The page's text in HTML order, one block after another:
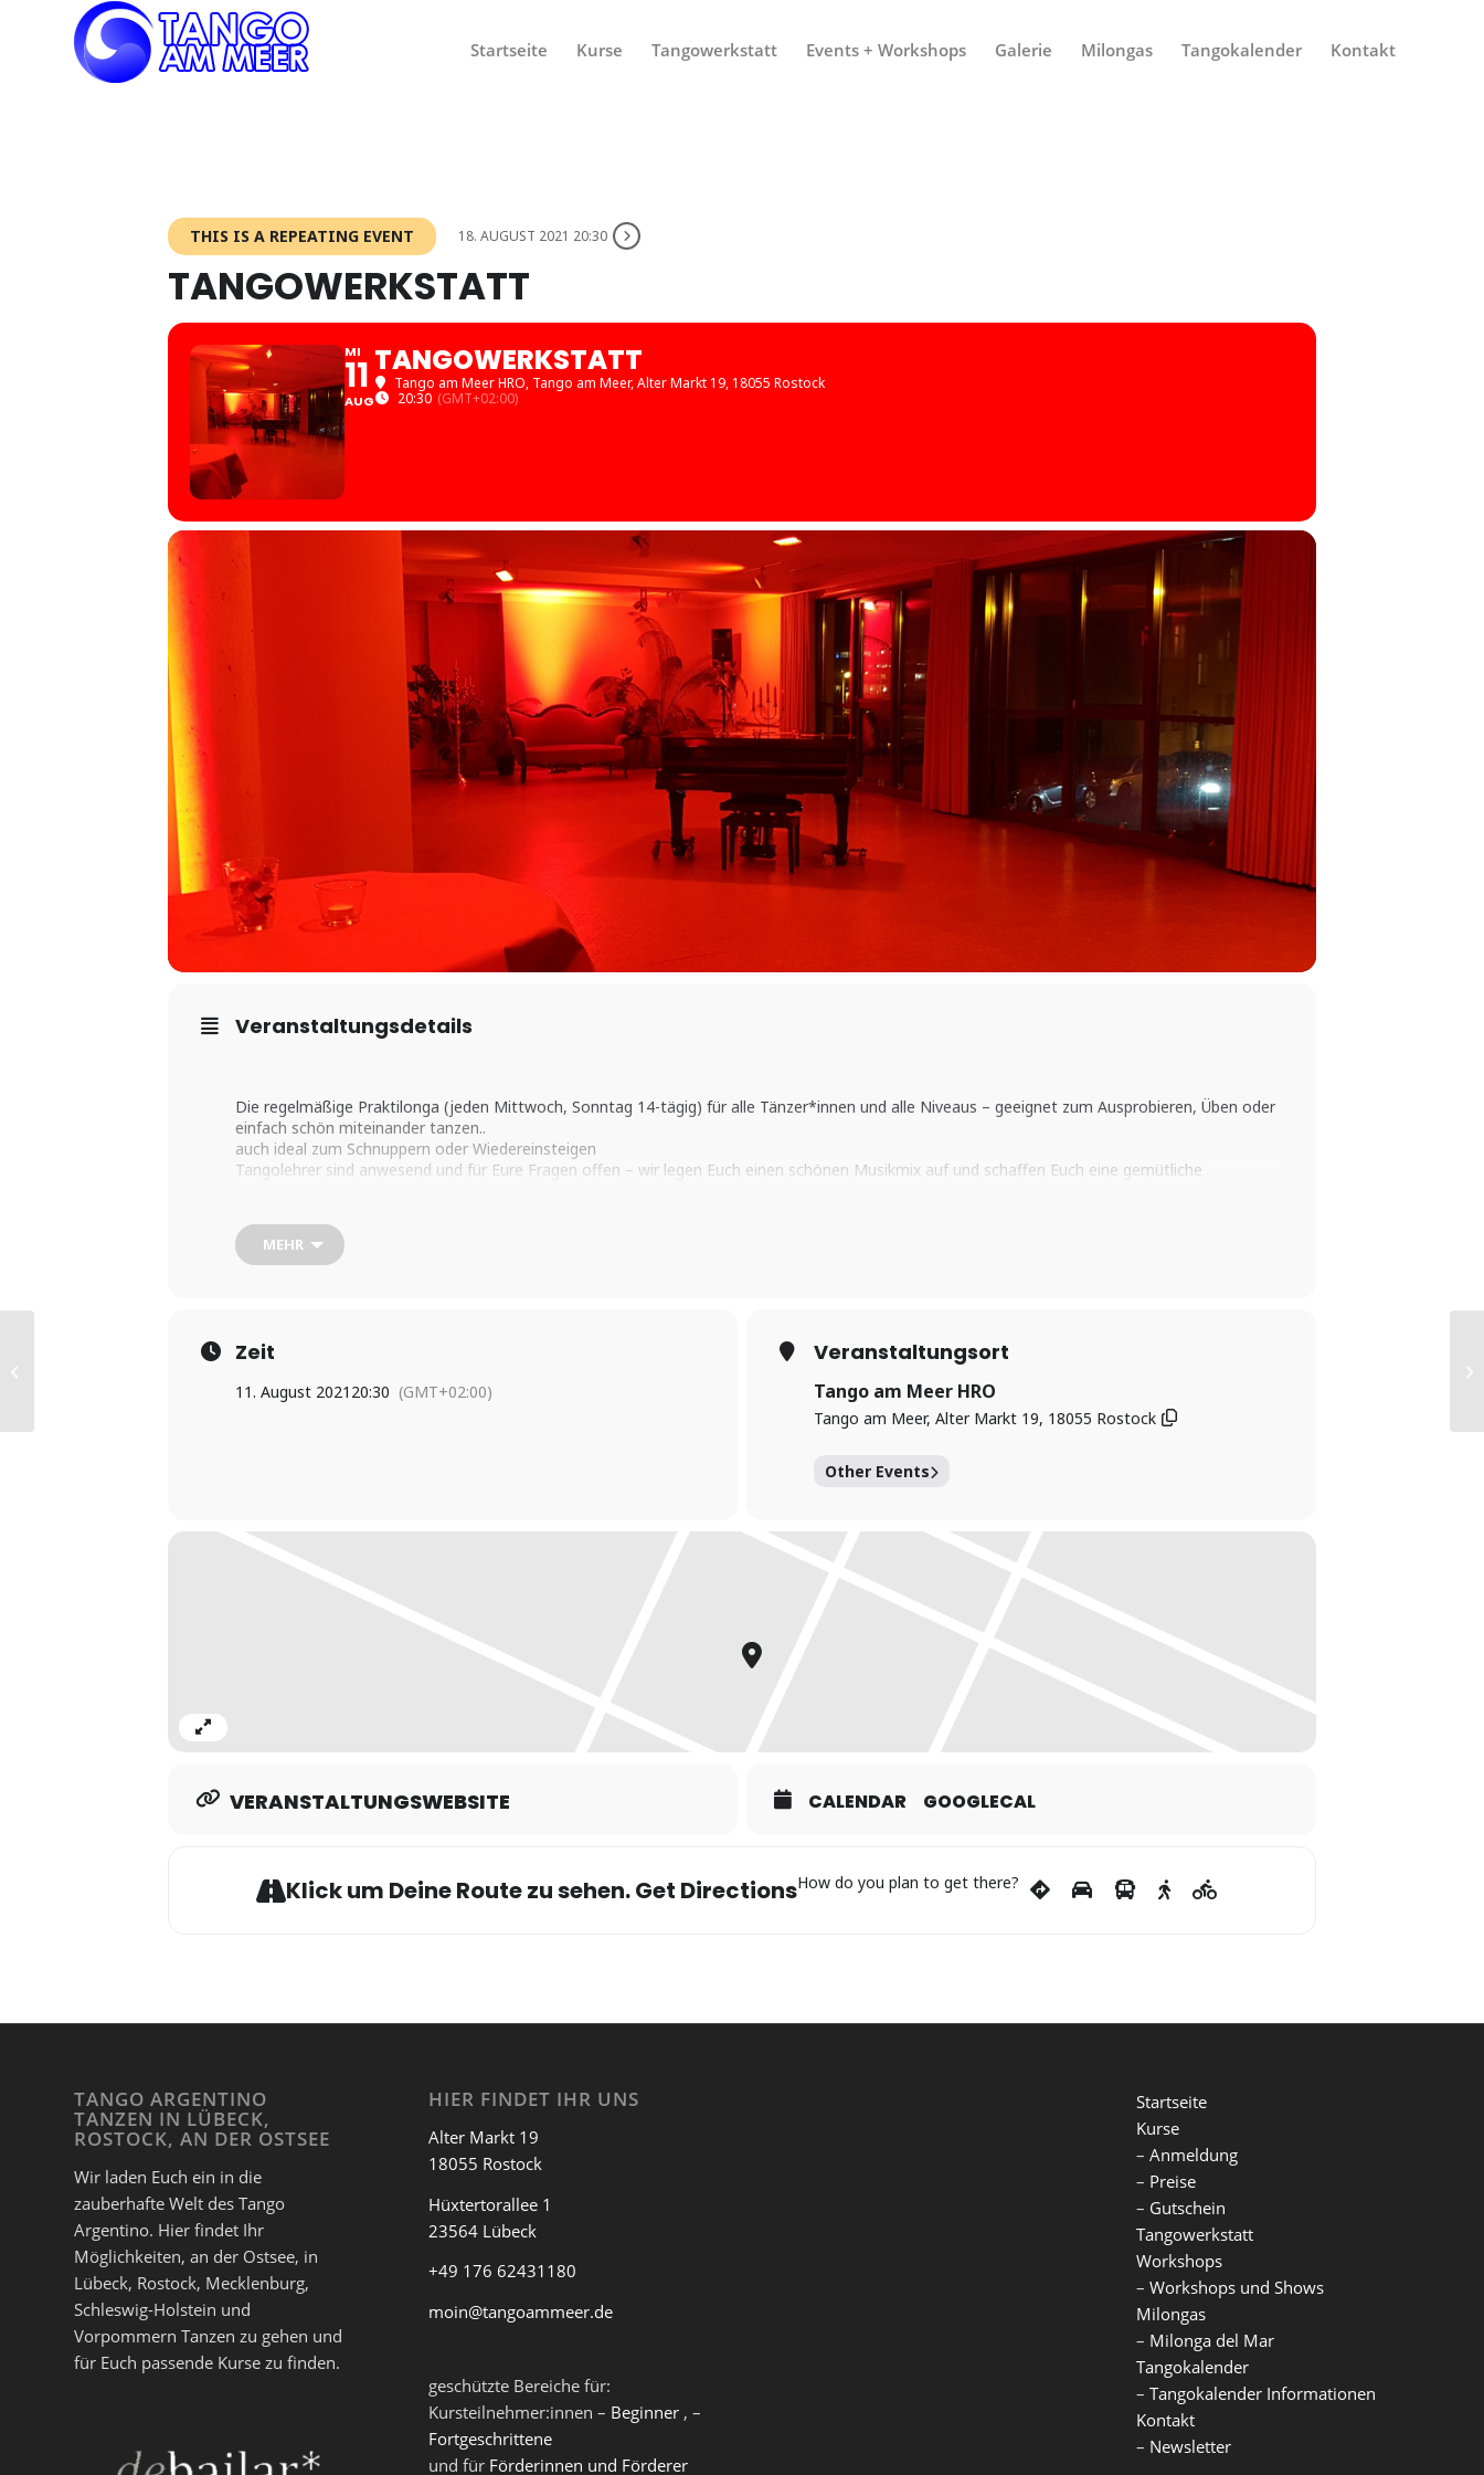
Startseite Kurse Tangowerkstatt Events + Workshops Galerie Milongas Tangokalender Kontakt
THIS IS A REPEATING EVENT 18. AUGUST 2021 20:30
TANGOWERKSTATT
MI
11
AUG
TANGOWERKSTATT
Tango am Meer HRO, Tango am Meer, Alter Markt 19, 18055 Rostock
20:30 (GMT+02:00)
Veranstaltungsdetails
Die regelmäßige Praktilonga (jeden Mittwoch, Sonntag 14-tägig) für alle Tänzer*innen und alle Niveaus – geeignet zum Ausprobieren, Üben oder
einfach schön miteinander tanzen..
auch ideal zum Schnuppern oder Wiedereinsteigen
Tangolehrer sind anwesend und für Eure Fragen offen – wir legen Euch einen schönen Musikmix auf und schaffen Euch eine gemütliche
www.tangoammeer.de/tangowerkstatt
MEHR
Zeit
11. August 2021 20:30 (GMT+02:00)
Veranstaltungsort
Tango am Meer HRO
Tango am Meer, Alter Markt 19, 18055 Rostock
Other Events
VERANSTALTUNGSWEBSITE CALENDAR GOOGLECAL
Klick um Deine Route zu sehen. Get DirectionsHow do you plan to get there?
TANGO ARGENTINO
TANZEN IN LÜBECK,
ROSTOCK, AN DER OSTSEE
Wir laden Euch ein in die
zauberhafte Welt des Tango
Argentino. Hier findet Ihr
Möglichkeiten, an der Ostsee, in
Lübeck, Rostock, Mecklenburg,
Schleswig-Holstein und
Vorpommern Tanzen zu gehen und
für Euch passende Kurse zu finden.
HIER FINDET IHR UNS
Alter Markt 19
18055 Rostock
Hüxtertorallee 1
23564 Lübeck
+49 176 62431180
moin@tangoammeer.de
geschützte Bereiche für:
Kursteilnehmer:innen – Beginner, –
Fortgeschrittene
und für Förderinnen und Förderer
Startseite
Kurse
– Anmeldung
– Preise
– Gutschein
Tangowerkstatt
Workshops
– Workshops und Shows
Milongas
– Milonga del Mar
Tangokalender
– Tangokalender Informationen
Kontakt
– Newsletter